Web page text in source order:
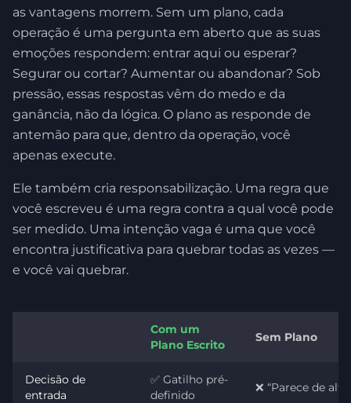
as vantagens morrem. Sem um plano, cada
operação é uma pergunta em aberto que as suas
emoções respondem: entrar aqui ou esperar?
Segurar ou cortar? Aumentar ou abandonar? Sob
pressão, essas respostas vêm do medo e da
ganância, não da lógica. O plano as responde de
antemão para que, dentro da operação, você
apenas execute.
Ele também cria responsabilização. Uma regra que
você escreveu é uma regra contra a qual você pode
ser medido. Uma intenção vaga é uma que você
encontra justificativa para quebrar todas as vezes —
e você vai quebrar.
Com um
Plano Escrito
Sem Plano
Decisão de
entrada
✅ Gatilho pré-
definido
❌ “Parece de